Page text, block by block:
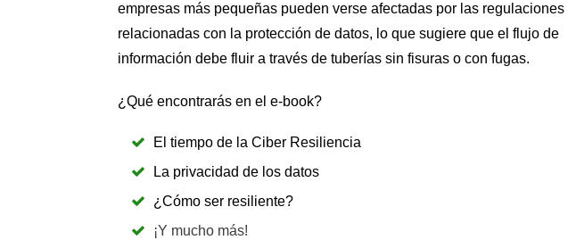
empresas más pequeñas pueden verse afectadas por las regulaciones
relacionadas con la protección de datos, lo que sugiere que el flujo de
información debe fluir a través de tuberías sin fisuras o con fugas.
¿Qué encontrarás en el e-book?
El tiempo de la Ciber Resiliencia
La privacidad de los datos
¿Cómo ser resiliente?
¡Y mucho más!